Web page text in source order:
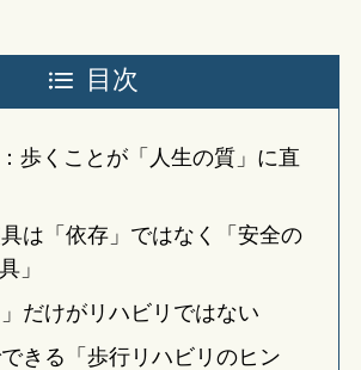
目次
歩くことが「人生の質」に直
は「依存」ではなく「安全の
」
だけがリハビリではない
きる「歩行リハビリのヒン